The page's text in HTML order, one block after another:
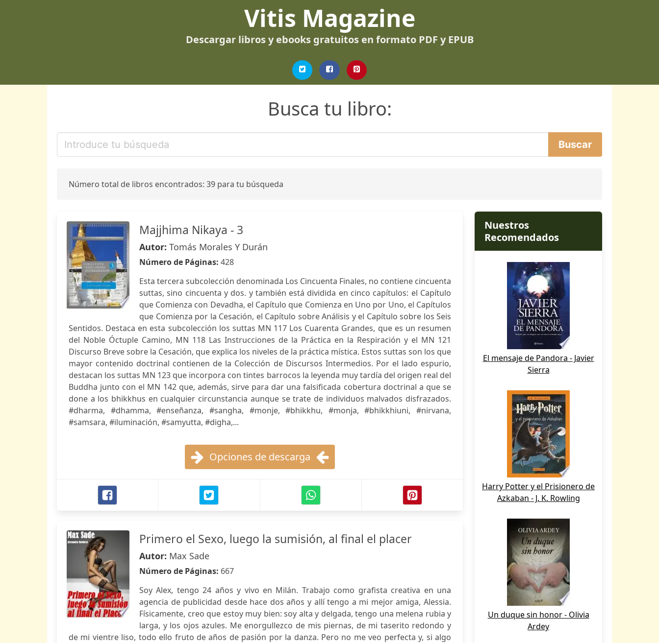
Vitis Magazine
Descargar libros y ebooks gratuitos en formato PDF y EPUB
Busca tu libro:
Número total de libros encontrados: 39 para tu búsqueda
Majjhima Nikaya - 3
Autor: Tomás Morales Y Durán
Número de Páginas: 428
Esta tercera subcolección denominada Los Cincuenta Finales, no contiene cincuenta
suttas, sino cincuenta y dos. y también está dividida en cinco capítulos: el Capítulo
que Comienza con Devadha, el Capítulo que Comienza en Uno por Uno, el Capítulos
que Comienza por la Cesación, el Capítulo sobre Análisis y el Capítulo sobre los Seis
Sentidos. Destaca en esta subcolección los suttas MN 117 Los Cuarenta Grandes, que es un resumen
del Noble Óctuple Camino, MN 118 Las Instrucciones de la Práctica en la Respiración y el MN 121
Discurso Breve sobre la Cesación, que explica los niveles de la práctica mística. Estos suttas son los que
mayor contenido doctrinal contienen de la Colección de Discursos Intermedios. Por el lado espurio,
destacan los suttas MN 123 que incorpora con tintes barrocos la leyenda muy tardía del origen real del
Buddha junto con el MN 142 que, además, sirve para dar una falsificada cobertura doctrinal a que se
done a los bhikkhus en cualquier circunstancia aunque se trate de individuos malvados disfrazados.
#dharma, #dhamma, #enseñanza, #sangha, #monje, #bhikkhu, #monja, #bhikkhiuni, #nirvana,
#samsara, #iluminación, #samyutta, #digha,...
Opciones de descarga
Primero el Sexo, luego la sumisión, al final el placer
Autor: Max Sade
Número de Páginas: 667
Soy Alex, tengo 24 años y vivo en Milán. Trabajo como grafista creativa en una
agencia de publicidad desde hace dos años y allí tengo a mi mejor amiga, Alessia.
Físicamente, creo que estoy muy bien: soy alta y delgada, tengo una melena rubia y
larga, y los ojos azules. Me enorgullezco de mis piernas, de mi taserito redondo y
de mi vientre liso, todo ello fruto de años de pasión por la danza. Pero no me veo perfecta y, si algo
Nuestros
Recomendados
El mensaje de Pandora - Javier
Sierra
Harry Potter y el Prisionero de
Azkaban - J. K. Rowling
Un duque sin honor - Olivia
Ardey